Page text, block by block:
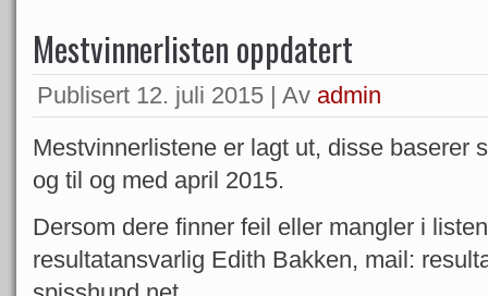
Mestvinnerlisten oppdatert
Publisert 12. juli 2015 | Av admin
Mestvinnerlistene er lagt ut, disse baserer
og til og med april 2015.
Dersom dere finner feil eller mangler i
resultatansvarlig Edith Bakken, mail: